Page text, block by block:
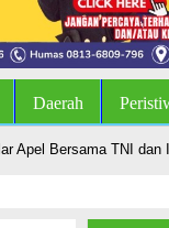
Daerah
Bersama TNI dan